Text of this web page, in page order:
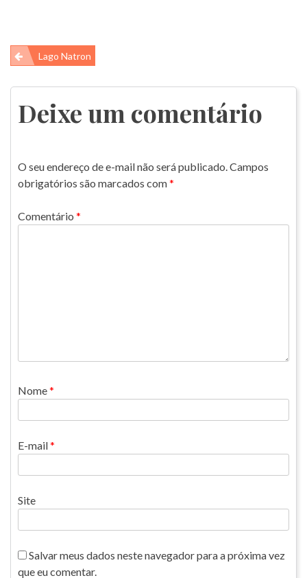
Navegação
de
Post
Lago Natron
Deixe um comentário
O seu endereço de e-mail não será publicado.Campos
obrigatórios são marcados com*
Comentário *
Nome*
E-mail*
Site
Salvar meus dados neste navegador para a próxima vez
que eu comentar.